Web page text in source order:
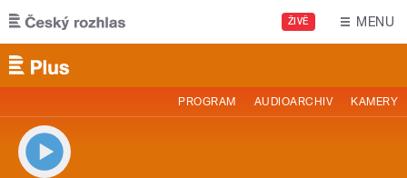
Přejít k hlavnímu obsahu
ŽIVĚ MENU
PROGRAM AUDIOARCHIV KAMERY